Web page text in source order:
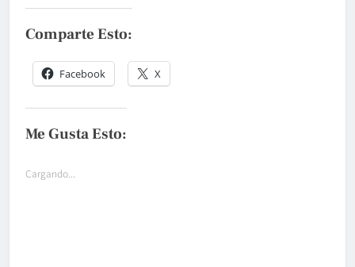
Comparte Esto:
Facebook X
Me Gusta Esto:
Cargando...